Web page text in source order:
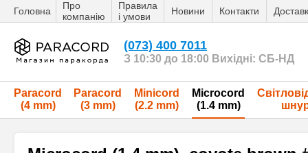
Головна
Про
компанію
Правила
і умови
Новини Контакти
(073) 400 7011
З 10:30 до 18:00 Вихідні: СБ-НД
Paracord
(4 mm)
Paracord
(3 mm)
Minicord
(2.2 mm)
Microcord
(1.4 mm)